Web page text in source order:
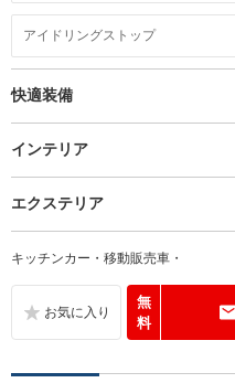
アイドリングストップ
快適装備
インテリア
エクステリア
キッチンカー・移動販売車・
無
料